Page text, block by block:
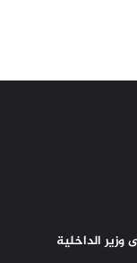
الداخلية